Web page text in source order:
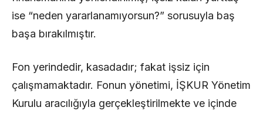
ise “neden yararlanamıyorsun?” sorusuyla baş
başa bırakılmıştır.
Fon yerindedir, kasadadır; fakat işsiz için
çalışmamaktadır. Fonun yönetimi, İŞKUR Yönetim
Kurulu aracılığıyla gerçekleştirilmekte ve içinde